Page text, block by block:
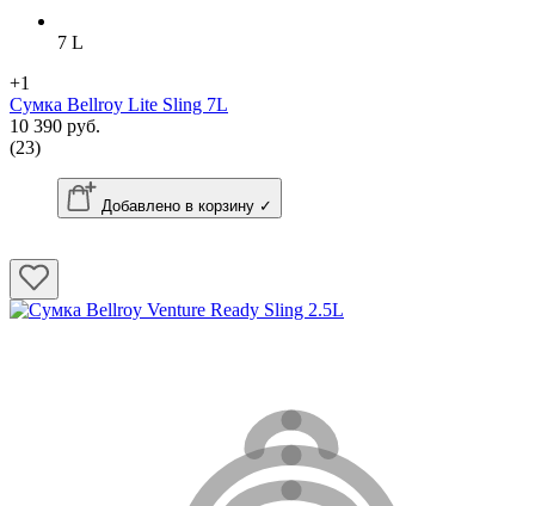
7 L
+1
Сумка Bellroy Lite Sling 7L
10 390 руб.
(23)
Добавлено в корзину ✓